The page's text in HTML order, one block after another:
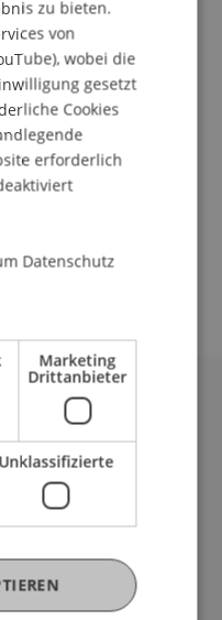
zu bieten.
von
wobei die
gesetzt
Cookies
erforderlich
Datenschutz
Marketing
Drittanbieter
Unklassifizierte